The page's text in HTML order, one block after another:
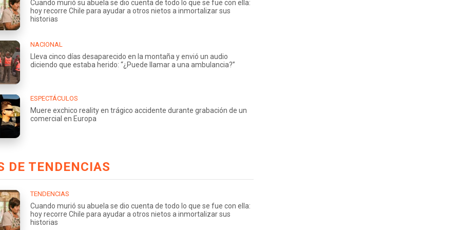
Cuando murió su abuela se dio cuenta de todo lo que se fue con ella:
hoy recorre Chile para ayudar a otros nietos a inmortalizar sus
historias
NACIONAL
Lleva cinco días desaparecido en la montaña y envió un audio
diciendo que estaba herido: “¿Puede llamar a una ambulancia?”
ESPECTÁCULOS
Muere exchico reality en trágico accidente durante grabación de un
comercial en Europa
DE TENDENCIAS
TENDENCIAS
Cuando murió su abuela se dio cuenta de todo lo que se fue con ella:
hoy recorre Chile para ayudar a otros nietos a inmortalizar sus
historias